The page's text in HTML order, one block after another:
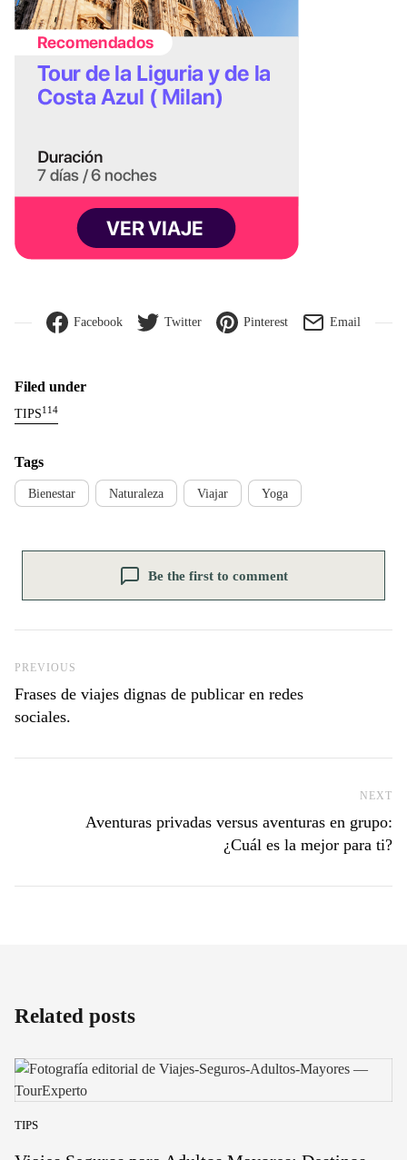
Facebook Twitter Pinterest Email
Filed under
TIPS114
Tags
Bienestar Naturaleza Viajar Yoga
Be the first to comment
Previous Post
PREVIOUS
Frases de viajes dignas de publicar en redes
sociales.
NEXT
Aventuras privadas versus aventuras en grupo:
¿Cuál es la mejor para ti?
Related posts
TIPS